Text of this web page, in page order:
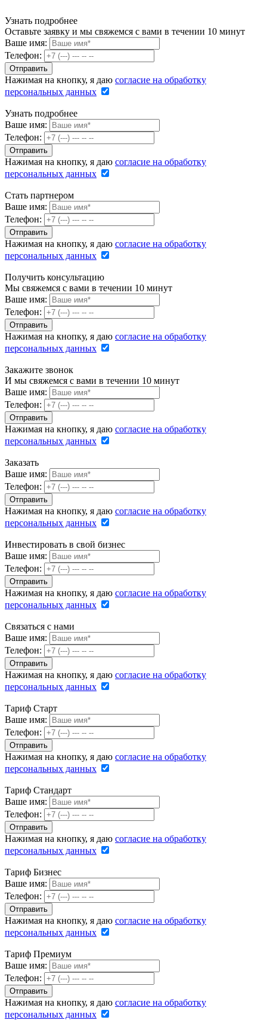
Узнать подробнее
Оставьте заявку и мы свяжемся с вами в течении 10 минут
Ваше имя:
Телефон:
Нажимая на кнопку, я даю согласие на обработку
персональных данных
Узнать подробнее
Ваше имя:
Телефон:
Нажимая на кнопку, я даю согласие на обработку
персональных данных
Стать партнером
Ваше имя:
Телефон:
Нажимая на кнопку, я даю согласие на обработку
персональных данных
Получить консультацию
Мы свяжемся с вами в течении 10 минут
Ваше имя:
Телефон:
Нажимая на кнопку, я даю согласие на обработку
персональных данных
Закажите звонок
И мы свяжемся с вами в течении 10 минут
Ваше имя:
Телефон:
Нажимая на кнопку, я даю согласие на обработку
персональных данных
Заказать
Ваше имя:
Телефон:
Нажимая на кнопку, я даю согласие на обработку
персональных данных
Инвестировать в свой бизнес
Ваше имя:
Телефон:
Нажимая на кнопку, я даю согласие на обработку
персональных данных
Связаться с нами
Ваше имя:
Телефон:
Нажимая на кнопку, я даю согласие на обработку
персональных данных
Тариф Старт
Ваше имя:
Телефон:
Нажимая на кнопку, я даю согласие на обработку
персональных данных
Тариф Стандарт
Ваше имя:
Телефон:
Нажимая на кнопку, я даю согласие на обработку
персональных данных
Тариф Бизнес
Ваше имя:
Телефон:
Нажимая на кнопку, я даю согласие на обработку
персональных данных
Тариф Премиум
Ваше имя:
Телефон:
Нажимая на кнопку, я даю согласие на обработку
персональных данных